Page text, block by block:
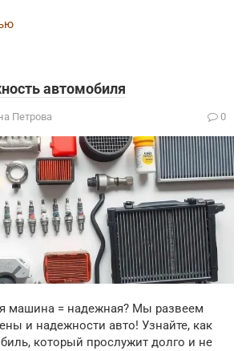
автомобиля
Петрова 0
машина = надежная? Мы развеем
и надежности авто! Узнайте, как
который прослужит долго и не